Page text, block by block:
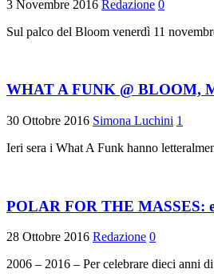
3 Novembre 2016 Redazione 0
Sul palco del Bloom venerdì 11
WHAT A FUNK @ BLOOM,
30 Ottobre 2016 Simona Luchini 1
Ieri sera i What A Funk hanno
POLAR FOR THE MASSES:
28 Ottobre 2016 Redazione 0
2006 – 2016 – Per celebrare dieci anni